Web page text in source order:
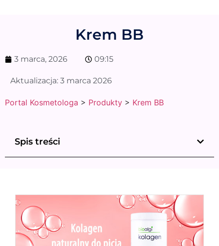
Krem BB
3 marca, 2026 09:15
Aktualizacja: 3 marca 2026
Portal Kosmetologa > Produkty > Krem BB
Spis treści